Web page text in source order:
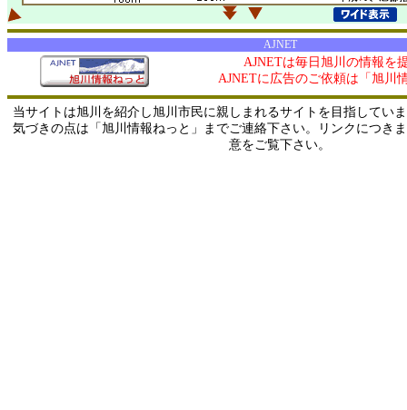
AJNET
AJNETは毎日旭川の情報を
AJNETに広告のご依頼は「旭川
当サイトは旭川を紹介し旭川市民に親しまれるサイトを目指してい
気づきの点は「旭川情報ねっと」までご連絡下さい。リンクにつき
意をご覧下さい。